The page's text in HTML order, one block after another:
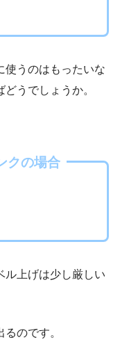
使うのはもったいな
うでしょうか。
クの場合
ル上げは少し厳しい
のです。